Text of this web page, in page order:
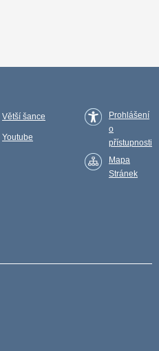
Větší šance
Youtube
Prohlášení
o
přístupnosti
Mapa
Stránek